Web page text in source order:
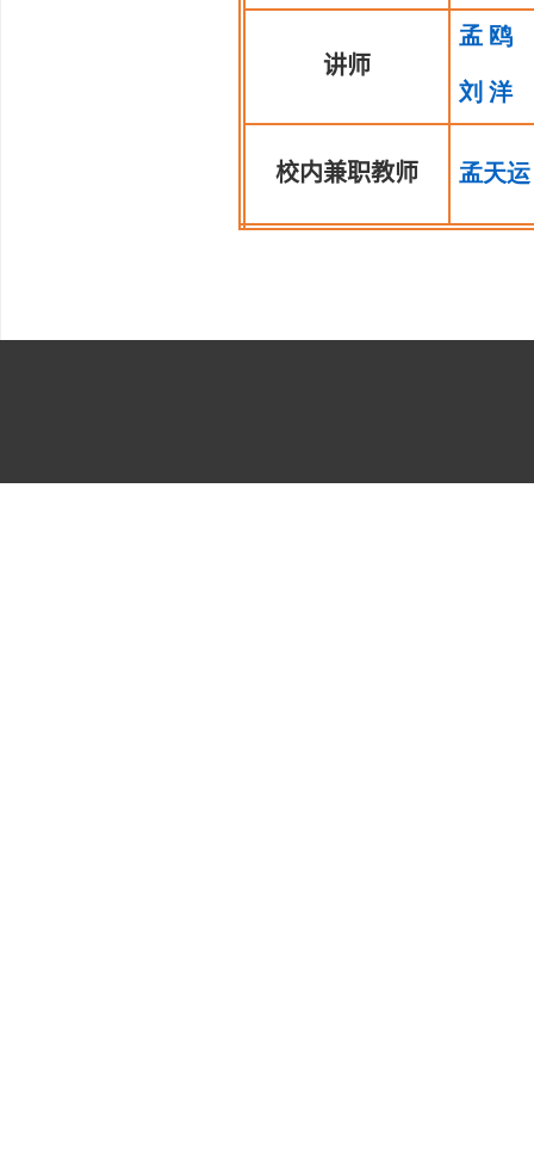
讲师
孟 鸥
刘 洋
校内兼职教师 孟天运